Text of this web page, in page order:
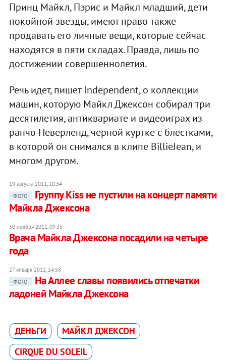
Принц Майкл, Пэрис и Майкл младший, дети
покойной звезды, имеют право также
продавать его личные вещи, которые сейчас
находятся в пяти складах. Правда, лишь по
достижении совершеннолетия.
Речь идет, пишет Independent, о коллекции
машин, которую Майкл Джексон собирал три
десятилетия, антиквариате и видеоиграх из
ранчо Неверленд, черной куртке с блестками,
в которой он снимался в клипе BillieJean, и
многом другом.
19 августа 2011, 10:34
ФОТО
Группу Kiss не пустили на концерт памяти
Майкла Джексона
30 ноября 2011, 09:35
Врача Майкла Джексона посадили на четыре
года
27 января 2012, 14:58
ФОТО
На Аллее славы появились отпечатки
ладоней Майкла Джексона
ДЕНЬГИ
МАЙКЛ ДЖЕКСОН
CIRQUE DU SOLEIL